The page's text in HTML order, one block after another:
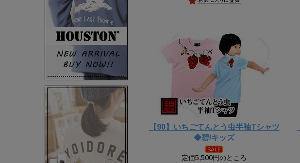
【90】いちごてんとう虫半袖Tシャツ
◆碧/キッズ
定価5,500円のところ